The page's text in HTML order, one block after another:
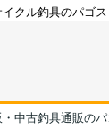
クル釣具のパゴス
中古釣具通販の